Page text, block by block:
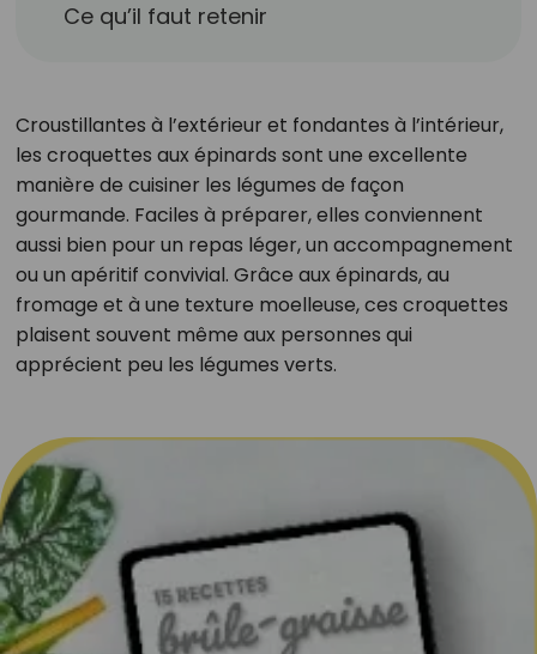
Ce qu’il faut retenir
Croustillantes à l’extérieur et fondantes à l’intérieur,
les croquettes aux épinards sont une excellente
manière de cuisiner les légumes de façon
gourmande. Faciles à préparer, elles conviennent
aussi bien pour un repas léger, un accompagnement
ou un apéritif convivial. Grâce aux épinards, au
fromage et à une texture moelleuse, ces croquettes
plaisent souvent même aux personnes qui
apprécient peu les légumes verts.